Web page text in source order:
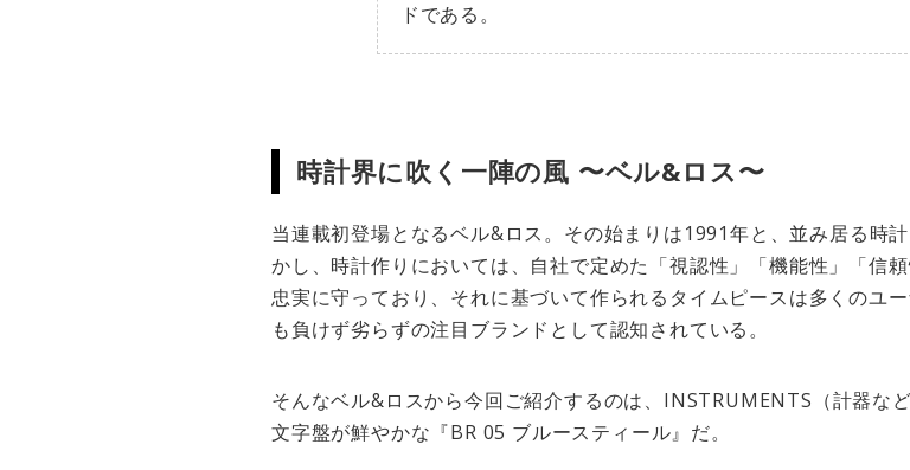
ドである。
時計界に吹く一陣の風 〜ベル&ロス〜
当連載初登場となるベル&ロス。その始まりは1991年と、並み居る時
かし、時計作りにおいては、自社で定めた「視認性」「機能性」「信
忠実に守っており、それに基づいて作られるタイムピースは多くのユ
も負けず劣らずの注目ブランドとして認知されている。
そんなベル&ロスから今回ご紹介するのは、INSTRUMENTS（計器な
文字盤が鮮やかな『BR 05 ブルースティール』だ。